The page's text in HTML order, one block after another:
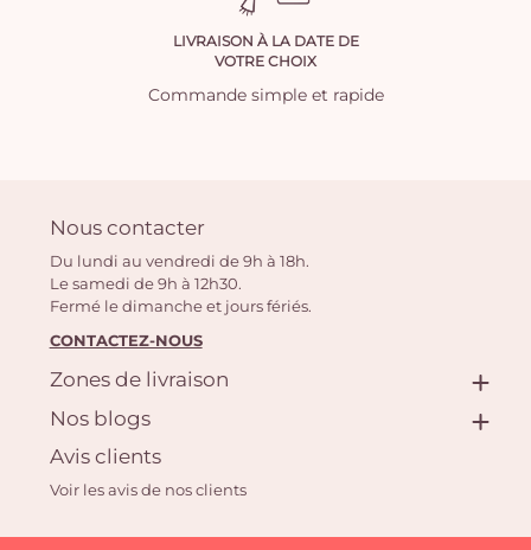
LIVRAISON À LA DATE DE
VOTRE CHOIX
Commande simple et rapide
Nous contacter
Du lundi au vendredi de 9h à 18h.
Le samedi de 9h à 12h30.
Fermé le dimanche et jours fériés.
CONTACTEZ-NOUS
Zones de livraison
Nos blogs
Avis clients
Voir les avis de nos clients